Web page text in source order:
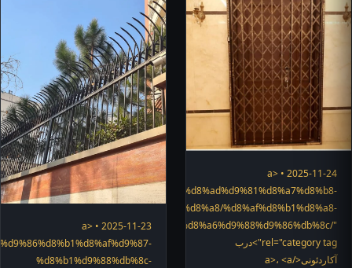
2025-11-24 • <a
hefazshop.com/category/services/%d8%ad%d9%81%d8%a7%d8%b8-
%d8%af%d8%b1%d8%a8/%d8%af%d8%b1%d8%a8-
"
rel="category tag">درب
آکاردئونی</a>، <a
2025-11-23 • <a
%d8%b1%d9%88%db%8c-